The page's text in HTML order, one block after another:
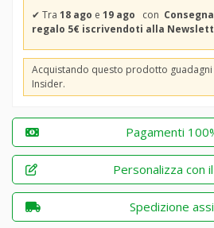
✔ Tra 18 ago e 19 ago con
regalo 5€ iscrivendoti alla
Acquistando questo prodotto guadagni
Insider.
Pagamenti
Personalizza con
Spedizione